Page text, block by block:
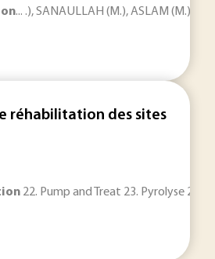
... .), SANAULLAH (M.), ASLAM (M.),
réhabilitation des sites
22. Pump and Treat 23. Pyrolyse 24.